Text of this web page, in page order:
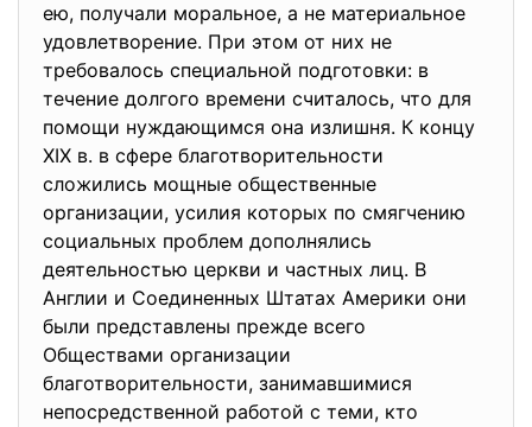
ею, получали моральное, а не материальное
удовлетворение. При этом от них не
требовалось специальной подготовки: в
течение долгого времени считалось, что для
помощи нуждающимся она излишня. К концу
XIX в. в сфере благотворительности
сложились мощные общественные
организации, усилия которых по смягчению
социальных проблем дополнялись
деятельностью церкви и частных лиц. В
Англии и Соединенных Штатах Америки они
были представлены прежде всего
Обществами организации
благотворительности, занимавшимися
непосредственной работой с теми, кто